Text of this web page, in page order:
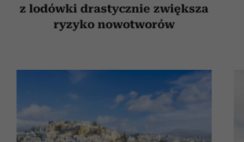
z lodówki drastycznie zwiększa
ryzyko nowotworów